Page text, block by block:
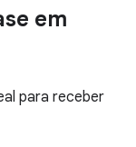
em
para receber